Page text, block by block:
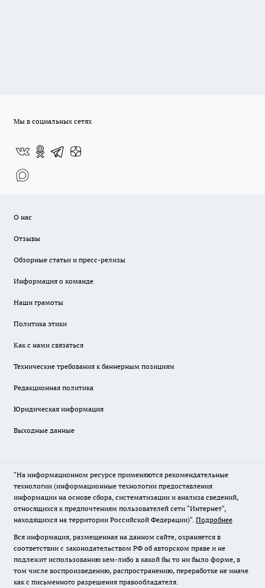
Мы в социальных сетях
О нас
Отзывы
Обзорные статьи и пресс-релизы
Информация о команде
Наши грамоты
Политика этики
Как с нами связаться
Технические требования к баннерным позициям
Редакционная политика
Юридическая информация
Выходные данные
"На информационном ресурсе применяются рекомендательные
технологии (информационные технологии предоставления
информации на основе сбора, систематизации и анализа сведений,
относящихся к предпочтениям пользователей сети "Интернет",
находящихся на территории Российской Федерации)". Подробнее
Вся информация, размещенная на данном сайте, охраняется в
соответствии с законодательством РФ об авторском праве и не
подлежит использованию кем-либо в какой бы то ни было форме, в
том числе воспроизведению, распространению, переработке не иначе
как с письменного разрешения правообладателя.